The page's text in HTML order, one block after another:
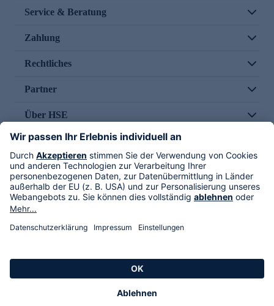
Service & Beratung
Zahlung
Rechtliches
Partner
Über HSE
Im TV
HSE International